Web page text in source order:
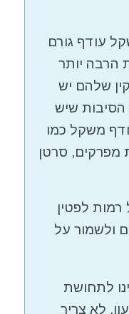
עודף גורם
הרבה יותר
שלהם יש
הסיבות שיש
משקל כמו
מפרקים, סרטן
לפטין
ולשמור על
לתחושת
לא צריך